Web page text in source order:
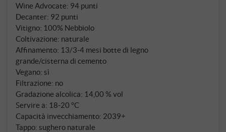
profonda: qui, dove la cantina si affaccia
direttamente sul pendio esposto a sud-est, la famiglia
e il terroir sono indissolubilmente intrecciati. Su un
terreno sabbioso, calcareo e argilloso, a 280 metri
sul livello del mare, affondano le radici di viti di
Nebbiolo di età compresa tra i 50 e i 60 anni – di cui
un ettaro ha addirittura più di 70 anni ed è a radice
nuda, non innestato, un legame vivo con quell'epoca
in cui il padre di Franco, Secondo, gestiva ancora
l'azienda come attività agricola.
Wine Advocate: 94 punti
Decanter: 92 punti
Vitigno: 100% Nebbiolo
Coltivazione: naturale
Affinamento: 13/3‑4 mesi botte di legno
grande/cisterna di cemento
Vegano: sì
Filtrazione: no
Gradazione alcolica: 14,00 % vol
Servire a: 18‑20 °C
Capacità invecchiamento: 2039+
Tappo: sughero naturale